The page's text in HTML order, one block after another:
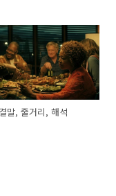
말, 줄거리, 해석